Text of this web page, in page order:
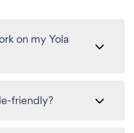
on my Yola
friendly?